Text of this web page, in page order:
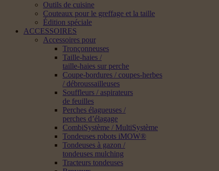
Outils de cuisine
Couteaux pour le greffage et la taille
Édition spéciale
ACCESSOIRES
Accessoires pour
Tronçonneuses
Taille-haies /
taille-haies sur perche
Coupe-bordures / coupes-herbes
/ débroussailleuses
Souffleurs / aspirateurs
de feuilles
Perches élagueuses /
perches d’élagage
CombiSystème / MultiSystème
Tondeuses robots iMOW®
Tondeuses à gazon /
tondeuses mulching
Tracteurs tondeuses